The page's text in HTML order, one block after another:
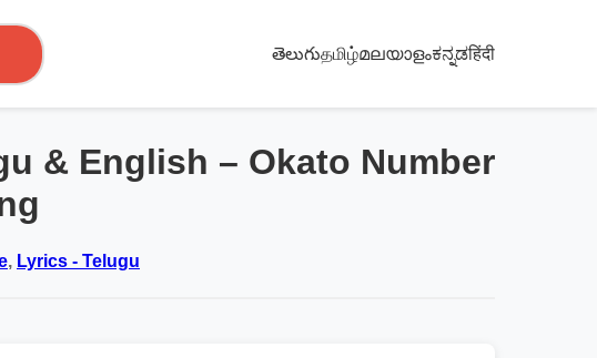
Search
తెలుగుதமிழ்മലയാളംಕನ್ನಡहिंदी
& English – Okato Number
, Lyrics - Telugu